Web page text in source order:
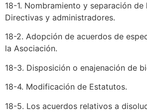
18-1. Nombramiento y separación de
Directivas y administradores.
18-2. Adopción de acuerdos de
la Asociación.
18-3. Disposición o enajenación de
18-4. Modificación de Estatutos.
18-5. Los acuerdos relativos a